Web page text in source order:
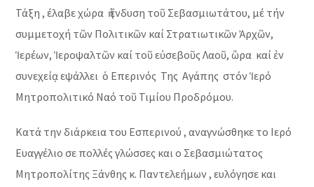
Τάξη , έλαβε χώρα ἡ ἔνδυση τοῦ Σεβασμιωτάτου, μέ τήν
συμμετοχή τῶν Πολιτικῶν καί Στρατιωτικῶν Ἀρχῶν,
Ἱερέων, Ἱεροψαλτῶν καί τοῦ εὐσεβοῦς Λαοῦ, ὥρα καί ἐν
συνεχείᾳ εψάλλει ὁ Επερινός Της Αγάπης στόν Ἱερό
Μητροπολιτικό Ναό τοῦ Τιμίου Προδρόμου.
Κατά την διάρκεια του Εσπερινού , αναγνώσθηκε το Ιερό
Ευαγγέλιο σε πολλές γλώσσες και ο Σεβασμιώτατος
Μητροπολίτης Ξάνθης κ. Παντελεήμων , ευλόγησε και